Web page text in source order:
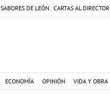
SABORES DE LEÓN CARTAS AL DIRECTOR
ECONOMÍA OPINIÓN VIDA Y OBRA